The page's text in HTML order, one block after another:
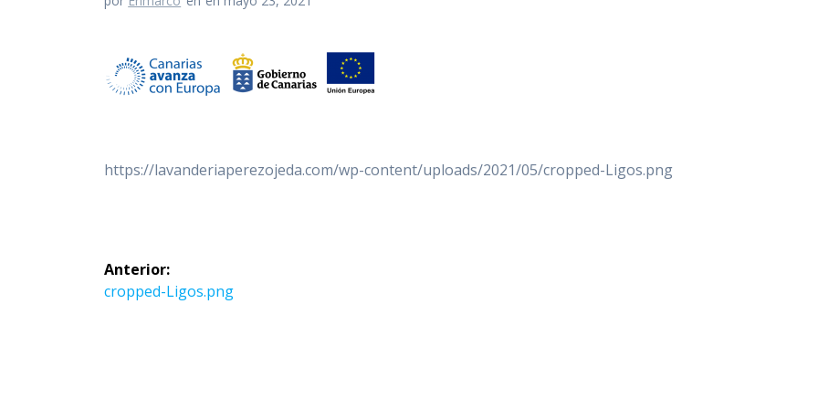
https://lavanderiaperezojeda.com/wp-content/uploads/2021/05/cropped-Ligos.png
Navegación
de
Anterior:
Entrada
cropped-Ligos.png